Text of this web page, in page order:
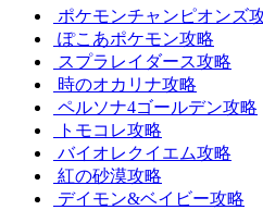
ポケモンチャンピオンズ
ぽこあポケモン攻略
スプラレイダース攻略
時のオカリナ攻略
ペルソナ4ゴールデン攻略
トモコレ攻略
バイオレクイエム攻略
紅の砂漠攻略
デイモン&ベイビー攻略